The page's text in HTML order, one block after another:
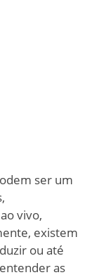
ser um
vivo,
existem
ou até
as